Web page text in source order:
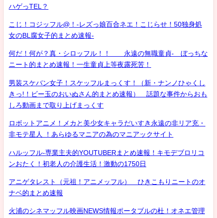
ハゲっTEL？
こじ！コジッフル@！-レズっ娘百合ネエ！こじらせ！50独身処
女のBL腐女子的まとめ速報-
何だ！何が？真・シロッフル！！ 永遠の無職童貞- ぼっちな
ニート的まとめ速報！一生童貞上等夜露死苦！
男装スケバン女子！スケッフルまっくす！（新・ナンノひゃくし
きっ!！ビー玉のおいぬさん的まとめ速報） 話題な事件からおも
しろ動画まで取り上げまっくす
ロボットアニメ！メカと美少女キャラだいすき永遠の非リア充・
非モテ星人 ！あらゆるマニアの為のマニアックサイト
ハルッフル-専業主夫的YOUTUBERまとめ速報！キモデブロリコ
ンおたく！初老人の介護生活！激動の1750日
アニゲタレスト（元祖！アニメッフル） ひきこもりニートのオ
ナベ的まとめ速報
火浦のシネマッフル映画NEWS情報ポータブルの杜！オネエ管理